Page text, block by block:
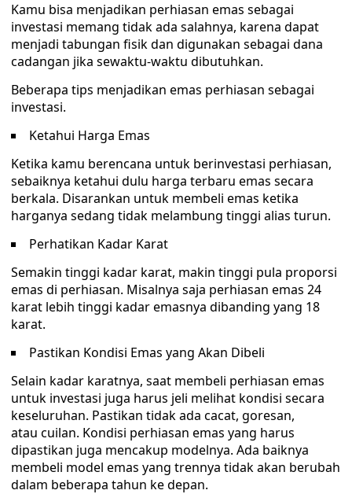
Kamu bisa menjadikan perhiasan emas sebagai
investasi memang tidak ada salahnya, karena dapat
menjadi tabungan fisik dan digunakan sebagai dana
cadangan jika sewaktu-waktu dibutuhkan.
Beberapa tips menjadikan emas perhiasan sebagai
investasi.
Ketahui Harga Emas
Ketika kamu berencana untuk berinvestasi perhiasan,
sebaiknya ketahui dulu harga terbaru emas secara
berkala. Disarankan untuk membeli emas ketika
harganya sedang tidak melambung tinggi alias turun.
Perhatikan Kadar Karat
Semakin tinggi kadar karat, makin tinggi pula proporsi
emas di perhiasan. Misalnya saja perhiasan emas 24
karat lebih tinggi kadar emasnya dibanding yang 18
karat.
Pastikan Kondisi Emas yang Akan Dibeli
Selain kadar karatnya, saat membeli perhiasan emas
untuk investasi juga harus jeli melihat kondisi secara
keseluruhan. Pastikan tidak ada cacat, goresan,
atau cuilan. Kondisi perhiasan emas yang harus
dipastikan juga mencakup modelnya. Ada baiknya
membeli model emas yang trennya tidak akan berubah
dalam beberapa tahun ke depan.